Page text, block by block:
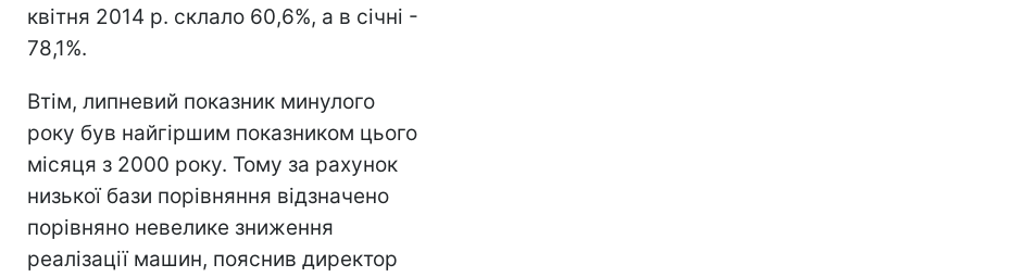
квітня 2014 р. склало 60,6%, а в січні -
78,1%.
Втім, липневий показник минулого
року був найгіршим показником цього
місяця з 2000 року. Тому за рахунок
низької бази порівняння відзначено
порівняно невелике зниження
реалізації машин, пояснив директор